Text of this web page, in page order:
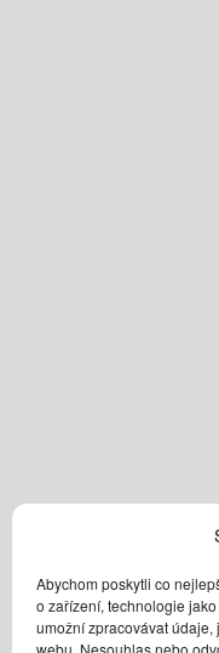
Abychom poskytli co
o zařízení, technologie
umožní zpracovávat
webu. Nesouhlas nebo